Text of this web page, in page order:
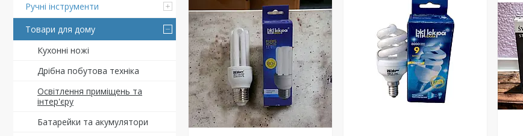
Ручні інструменти
Товари для дому
Кухонні ножі
Дрібна побутова техніка
Освітлення приміщень та
інтер'єру
Батарейки та акумулятори